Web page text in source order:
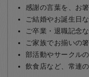
感謝の言葉を、お
ご結婚やお誕生日
ご卒業・退職記念
ご家族でお揃いの
部活動やサークル
飲食店など、常連